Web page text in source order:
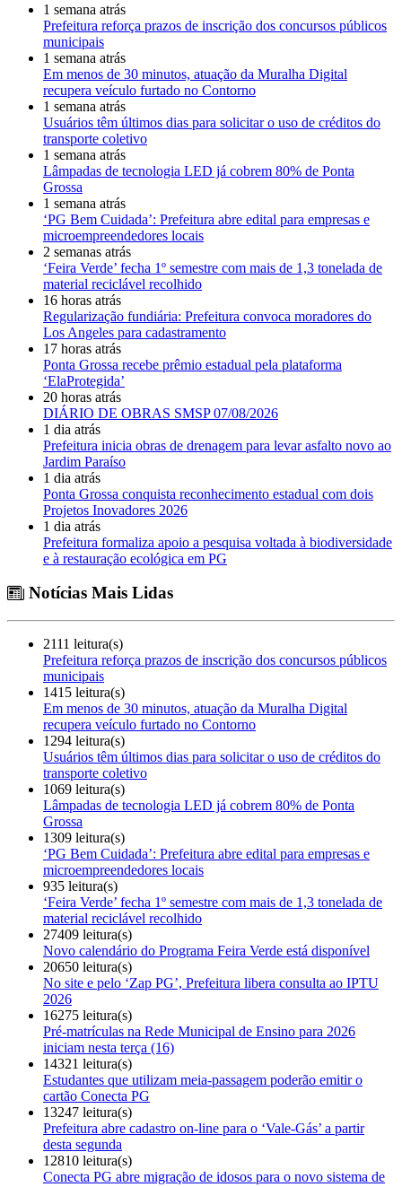
1 semana atrás
Prefeitura reforça prazos de inscrição dos concursos públicos
municipais
1 semana atrás
Em menos de 30 minutos, atuação da Muralha Digital
recupera veículo furtado no Contorno
1 semana atrás
Usuários têm últimos dias para solicitar o uso de créditos do
transporte coletivo
1 semana atrás
Lâmpadas de tecnologia LED já cobrem 80% de Ponta
Grossa
1 semana atrás
‘PG Bem Cuidada’: Prefeitura abre edital para empresas e
microempreendedores locais
2 semanas atrás
‘Feira Verde’ fecha 1º semestre com mais de 1,3 tonelada de
material reciclável recolhido
16 horas atrás
Regularização fundiária: Prefeitura convoca moradores do
Los Angeles para cadastramento
17 horas atrás
Ponta Grossa recebe prêmio estadual pela plataforma
‘ElaProtegida’
20 horas atrás
DIÁRIO DE OBRAS SMSP 07/08/2026
1 dia atrás
Prefeitura inicia obras de drenagem para levar asfalto novo ao
Jardim Paraíso
1 dia atrás
Ponta Grossa conquista reconhecimento estadual com dois
Projetos Inovadores 2026
1 dia atrás
Prefeitura formaliza apoio a pesquisa voltada à biodiversidade
e à restauração ecológica em PG
Notícias Mais Lidas
2111 leitura(s)
Prefeitura reforça prazos de inscrição dos concursos públicos
municipais
1415 leitura(s)
Em menos de 30 minutos, atuação da Muralha Digital
recupera veículo furtado no Contorno
1294 leitura(s)
Usuários têm últimos dias para solicitar o uso de créditos do
transporte coletivo
1069 leitura(s)
Lâmpadas de tecnologia LED já cobrem 80% de Ponta
Grossa
1309 leitura(s)
‘PG Bem Cuidada’: Prefeitura abre edital para empresas e
microempreendedores locais
935 leitura(s)
‘Feira Verde’ fecha 1º semestre com mais de 1,3 tonelada de
material reciclável recolhido
27409 leitura(s)
Novo calendário do Programa Feira Verde está disponível
20650 leitura(s)
No site e pelo ‘Zap PG’, Prefeitura libera consulta ao IPTU
2026
16275 leitura(s)
Pré-matrículas na Rede Municipal de Ensino para 2026
iniciam nesta terça (16)
14321 leitura(s)
Estudantes que utilizam meia-passagem poderão emitir o
cartão Conecta PG
13247 leitura(s)
Prefeitura abre cadastro on-line para o ‘Vale-Gás’ a partir
desta segunda
12810 leitura(s)
Conecta PG abre migração de idosos para o novo sistema de